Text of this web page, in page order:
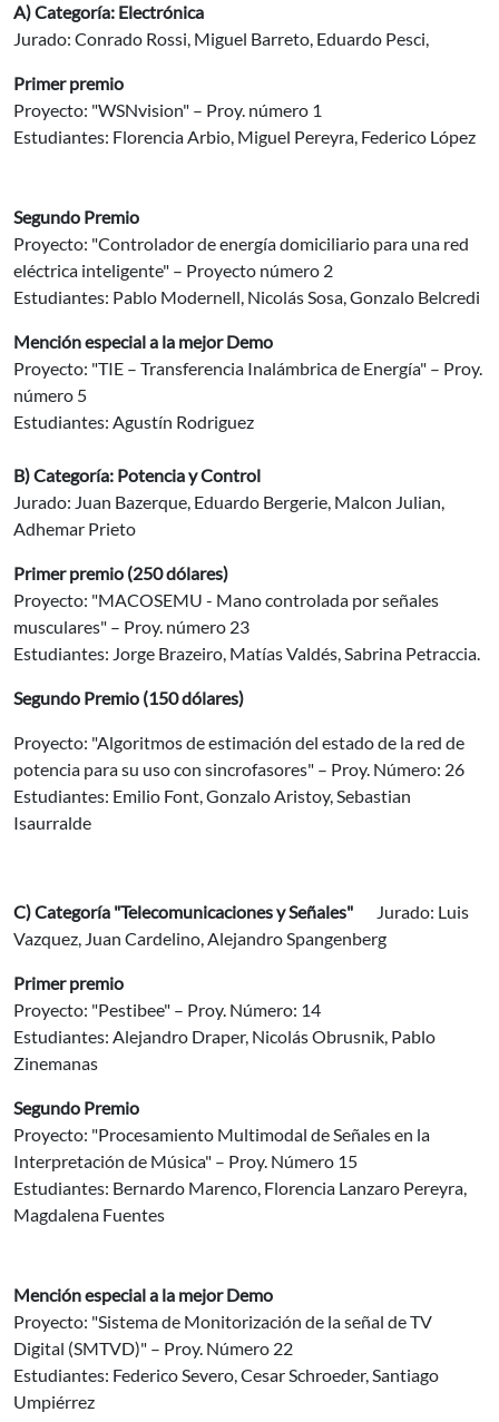
A) Categoría: Electrónica
Jurado: Conrado Rossi, Miguel Barreto, Eduardo Pesci,
Primer premio
Proyecto: "WSNvision" – Proy. número 1
Estudiantes: Florencia Arbio, Miguel Pereyra, Federico López
Segundo Premio
Proyecto: "Controlador de energía domiciliario para una red
eléctrica inteligente" – Proyecto número 2
Estudiantes: Pablo Modernell, Nicolás Sosa, Gonzalo Belcredi
Mención especial a la mejor Demo
Proyecto: "TIE – Transferencia Inalámbrica de Energía" – Proy.
número 5
Estudiantes: Agustín Rodriguez
B) Categoría: Potencia y Control
Jurado: Juan Bazerque, Eduardo Bergerie, Malcon Julian,
Adhemar Prieto
Primer premio (250 dólares)
Proyecto: "MACOSEMU - Mano controlada por señales
musculares" – Proy. número 23
Estudiantes: Jorge Brazeiro, Matías Valdés, Sabrina Petraccia.
Segundo Premio (150 dólares)
Proyecto: "Algoritmos de estimación del estado de la red de
potencia para su uso con sincrofasores" – Proy. Número: 26
Estudiantes: Emilio Font, Gonzalo Aristoy, Sebastian
Isaurralde
C) Categoría "Telecomunicaciones y Señales"
Jurado: Luis
Vazquez, Juan Cardelino, Alejandro Spangenberg
Primer premio
Proyecto: "Pestibee" – Proy. Número: 14
Estudiantes: Alejandro Draper, Nicolás Obrusnik, Pablo
Zinemanas
Segundo Premio
Proyecto: "Procesamiento Multimodal de Señales en la
Interpretación de Música" – Proy. Número 15
Estudiantes: Bernardo Marenco, Florencia Lanzaro Pereyra,
Magdalena Fuentes
Mención especial a la mejor Demo
Proyecto: "Sistema de Monitorización de la señal de TV
Digital (SMTVD)" – Proy. Número 22
Estudiantes: Federico Severo, Cesar Schroeder, Santiago
Umpiérrez